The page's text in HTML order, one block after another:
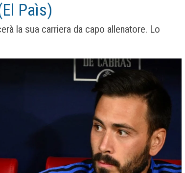
Paìs)
la sua carriera da capo allenatore. Lo